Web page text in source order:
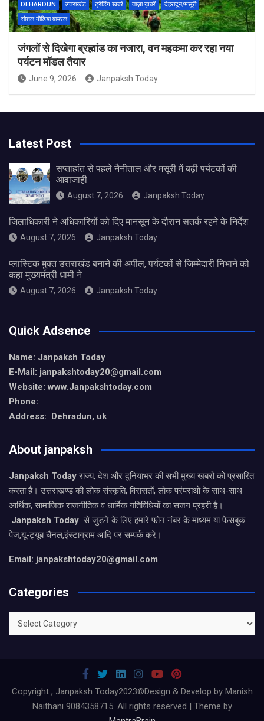
DEHARDUN उत्तराखंड ट्रेंडिंग खबरें ताज़ा ख़बरें
देहरादून/मसूरी
सोशल मीडिया वायरल
जंगलों से दिखेगा ब्रह्मांड का नजारा, वन महकमा कर रहा नया
पर्यटन मॉडल तैयार
June 9, 2026 Janpaksh Today
Latest Post
सप्ताहांत से पहले नैनीताल और मसूरी में बढ़ी पर्यटकों की
आवाजाही
August 7, 2026 Janpaksh Today
जिलाधिकारी ने अधिकारियों को दिए मानसून के दौरान सतर्क रहने के निर्देश
August 7, 2026 Janpaksh Today
प्लास्टिक मुक्त उत्तराखंड बनाने की अपील, पर्यटकों से जिम्मेदारी निभाने को
कहा मुख्यमंत्री धामी ने
August 7, 2026 Janpaksh Today
Quick Adsence
Name: Janpaksh Today
E-Mail: janpakshtoday20@gmail.com
Website: www.Janpakshtoday.com
Phone:
Address: Dehradun, uk
About janpaksh
Janpaksh Todayराज्य, देश और दुनियाभर की सभी मुख्य खबरों को प्रसारित
करता है। उत्तराखण्ड की लोक संस्कृति, विरासतों, लोक परंपराओ के साथ-साथ
आर्थिक, सामाजिक राजनीतिक व धार्मिक गतिविधियों का सजग प्रहरी है।
Janpaksh Today से जुड़ने के लिए हमारे फोन नंबर के माध्यम या फेसबुक
पेज,यू-ट्यूब चैनल,इंस्टाग्राम आदि पर सम्पर्क करे।
Email: janpakshtoday20@gmail.com
Categories
Categories
Copyright , Janpaksh Today2023©Design & Develop by Manish
Naithani 9084358715. All rights reserved | Theme by